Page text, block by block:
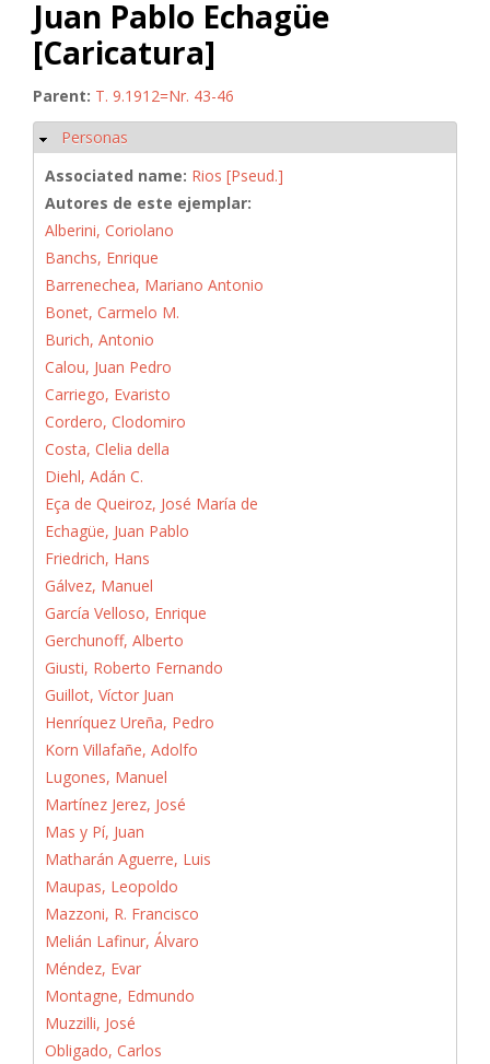
Juan Pablo Echagüe
[Caricatura]
Parent: T. 9.1912=Nr. 43-46
Ocultar
Personas
Associated name: Rios [Pseud.]
Autores de este ejemplar:
Alberini, Coriolano
Banchs, Enrique
Barrenechea, Mariano Antonio
Bonet, Carmelo M.
Burich, Antonio
Calou, Juan Pedro
Carriego, Evaristo
Cordero, Clodomiro
Costa, Clelia della
Diehl, Adán C.
Eça de Queiroz, José María de
Echagüe, Juan Pablo
Friedrich, Hans
Gálvez, Manuel
García Velloso, Enrique
Gerchunoff, Alberto
Giusti, Roberto Fernando
Guillot, Víctor Juan
Henríquez Ureña, Pedro
Korn Villafañe, Adolfo
Lugones, Manuel
Martínez Jerez, José
Mas y Pí, Juan
Matharán Aguerre, Luis
Maupas, Leopoldo
Mazzoni, R. Francisco
Melián Lafinur, Álvaro
Méndez, Evar
Montagne, Edmundo
Muzzilli, José
Obligado, Carlos